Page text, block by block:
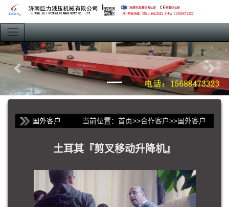
国外客户 当前位置： 首页>>合作客户>>国外客户
土耳其『剪叉移动升降机』